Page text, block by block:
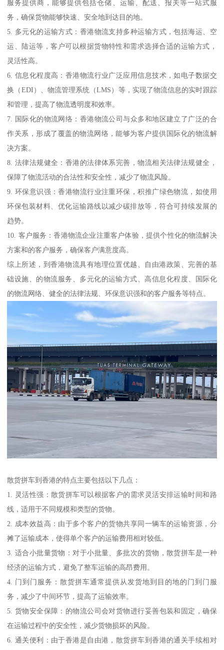
服务提供商，能够提供包括仓储、运输、配送、报关等一站式服
务，确保货物能够快速、安全地到达目的地。
5. 多元化的运输方式：香港物流支持多种运输方式，包括海运、空
运、陆运等，客户可以根据货物特性和需求选择合适的运输方式，
灵活性高。
6. 信息化程度高：香港物流行业广泛应用信息技术，如电子数据交
换（EDI）、物流管理系统（LMS）等，实现了物流信息的实时跟踪
和管理，提高了物流透明度和效率。
7. 国际化的物流网络：香港物流公司与众多和地区建立了广泛的合
作关系，形成了覆盖的物流网络，能够为客户提供国际化的物流解
决方案。
8. 法律法规健全：香港的法律体系完善，物流相关法律法规健全，
保障了物流活动的合法性和安全性，减少了物流风险。
9. 环保意识强：香港物流行业注重环保，积推广绿色物流，如使用
环保包装材料、优化运输路线以减少碳排放等，符合可持续发展的
趋势。
10. 客户服务：香港物流企业注重客户体验，提供个性化的物流解决
方案和的客户服务，确保客户满意度高。
综上所述，到香港物流具有地理位置优越、自由港政策、完善的基
础设施、的物流服务、多元化的运输方式、高信息化程度、国际化
的物流网络、健全的法律法规、环保意识强和的客户服务等特点。
散货拼车到香港的特点主要包括以下几点：
1. 灵活性强：散货拼车可以根据客户的需求灵活安排运输时间和路
线，适用于不同规模和类型的货物。
2. 成本效益高：由于多个客户的货物共享同一辆车的运输资源，分
摊了运输成本，使得单个客户的运输费用相对较低。
3. 适合小批量货物：对于小批量、多批次的货物，散货拼车是一种
经济的运输方式，避免了整车运输的高昂费用。
4. 门到门服务：散货拼车通常提供从发货地到目的地的门到门服
务，减少了中间环节，提高了运输效率。
5. 货物安全保障：的物流公司会对货物进行妥善包装和固定，确保
在运输过程中的安全性，减少货物损坏的风险。
6. 通关便利：由于香港是自由港，散货拼车到香港的通关手续相对